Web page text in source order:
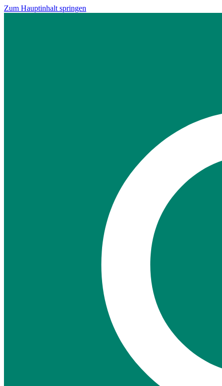
Zum Hauptinhalt springen